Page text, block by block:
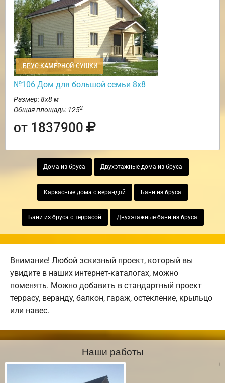
БРУС КАМЕРНОЙ СУШКИ
№106 Дом для большой семьи 8х8
Размер: 8х8 м
Общая площадь: 1252
от 1837900
Дома из бруса Двухэтажные дома из бруса
Каркасные дома с верандой Бани из бруса
Бани из бруса с террасой Двухэтажные бани из бруса
Внимание! Любой эскизный проект, который вы
увидите в наших интернет-каталогах, можно
поменять. Можно добавить в стандартный проект
террасу, веранду, балкон, гараж, остекление, крыльцо
или навес.
Наши работы